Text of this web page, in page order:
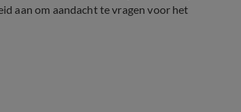
aan om aandacht te vragen voor het